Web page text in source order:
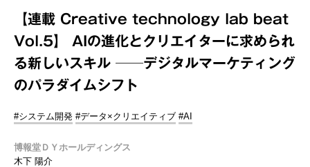
【連載 Creative technology lab beat
Vol.5】 AIの進化とクリエイターに求められ
る新しいスキル ──デジタルマーケティング
のパラダイムシフト
#システム開発 #データ×クリエイティブ #AI
博報堂ＤＹホールディングス
木下 陽介